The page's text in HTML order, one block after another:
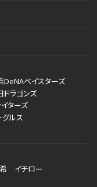
DeNAベイスターズ
ドラゴンズ
ターズ
ルス
イチロー